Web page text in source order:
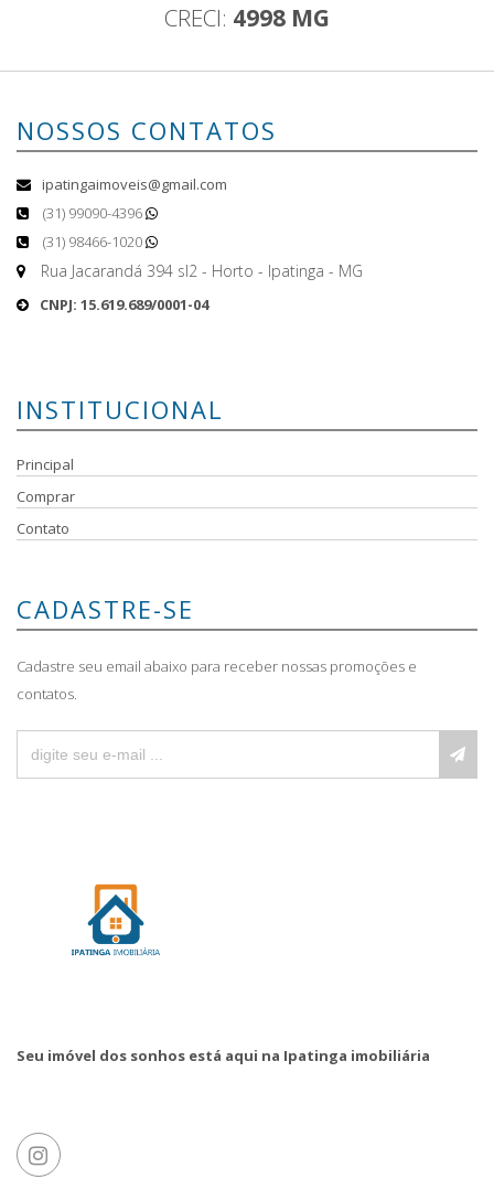
CRECI: 4998 MG
NOSSOS CONTATOS
ipatingaimoveis@gmail.com
(31) 99090-4396
(31) 98466-1020
Rua Jacarandá 394 sl2 - Horto - Ipatinga - MG
CNPJ: 15.619.689/0001-04
INSTITUCIONAL
Principal
Comprar
Contato
CADASTRE-SE
Cadastre seu email abaixo para receber nossas promoções e
contatos.
Seu imóvel dos sonhos está aqui na Ipatinga imobiliária